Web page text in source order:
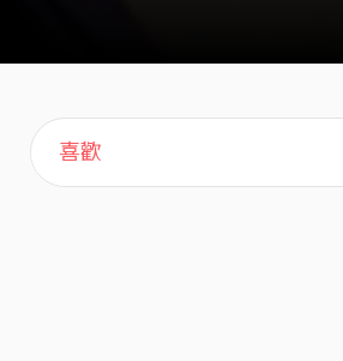
主頁
喜歡
關於